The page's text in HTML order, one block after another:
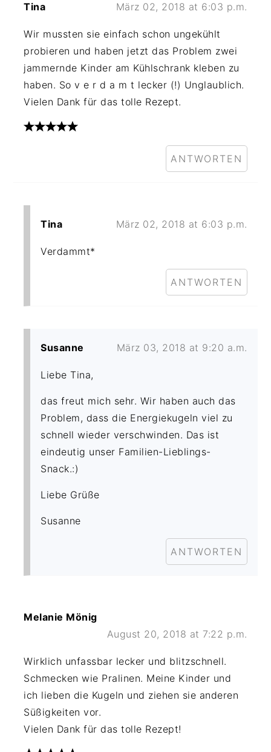
Tina März 02, 2018 at 6:03 p.m.
Wir mussten sie einfach schon ungekühlt
probieren und haben jetzt das Problem zwei
jammernde Kinder am Kühlschrank kleben zu
haben. So v e r d a m t lecker (!) Unglaublich.
Vielen Dank für das tolle Rezept.
ANTWORTEN
Tina März 02, 2018 at 6:03 p.m.
Verdammt*
ANTWORTEN
Susanne März 03, 2018 at 9:20 a.m.
Liebe Tina,
das freut mich sehr. Wir haben auch das
Problem, dass die Energiekugeln viel zu
schnell wieder verschwinden. Das ist
eindeutig unser Familien-Lieblings-
Snack.:)
Liebe Grüße
Susanne
ANTWORTEN
Melanie Mönig
August 20, 2018 at 7:22 p.m.
Wirklich unfassbar lecker und blitzschnell.
Schmecken wie Pralinen. Meine Kinder und
ich lieben die Kugeln und ziehen sie anderen
Süßigkeiten vor.
Vielen Dank für das tolle Rezept!